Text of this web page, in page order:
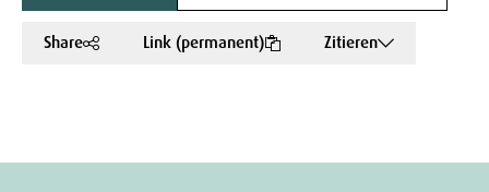
Share Link (permanent) Zitieren